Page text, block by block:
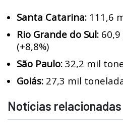
Santa Catarina: 111,6
Rio Grande do Sul:
(+8,8%)
São Paulo: 32,2 mil
Goiás: 27,3 mil
Notícias relacionadas